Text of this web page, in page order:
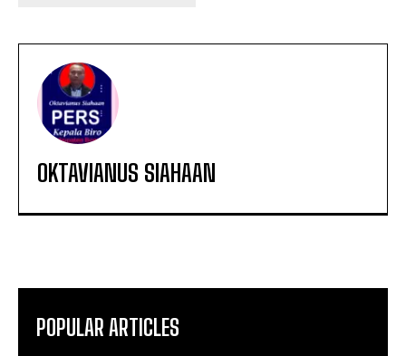
OKTAVIANUS SIAHAAN
POPULAR ARTICLES